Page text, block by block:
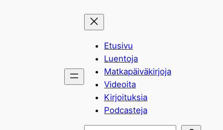
Etusivu
Luentoja
Matkapäiväkirjoja
Videoita
Kirjoituksia
Podcasteja